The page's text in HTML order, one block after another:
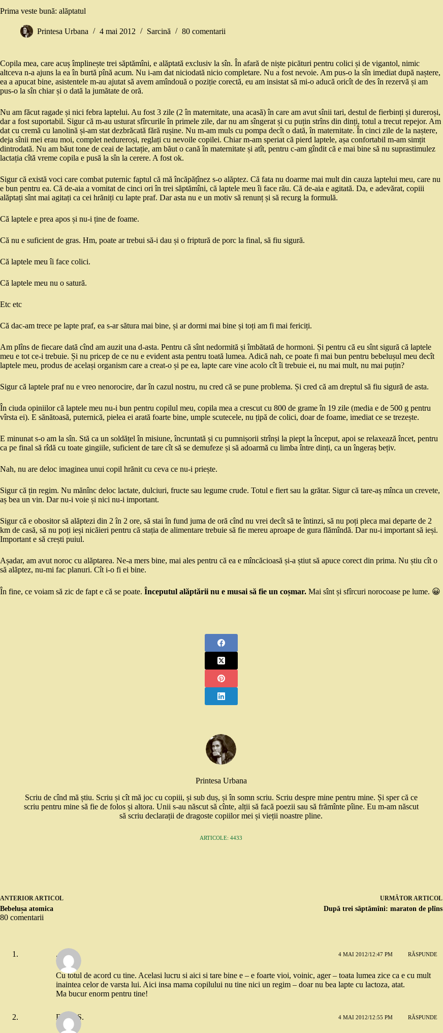
Prima veste bună: alăptatul
Printesa Urbana 4 mai 2012 Sarcină 80 comentarii
Copila mea, care acuș împlinește trei săptămîni, e alăptată exclusiv la sîn. În afară de niște picături pentru colici și de vigantol, nimic
altceva n-a ajuns la ea în burtă pînă acum. Nu i-am dat niciodată nicio completare. Nu a fost nevoie. Am pus-o la sîn imediat după naștere,
ea a apucat bine, asistentele m-au ajutat să avem amîndouă o poziție corectă, eu am insistat să mi-o aducă oricît de des în rezervă și am
pus-o la sîn chiar și o dată la jumătate de oră.
Nu am făcut ragade și nici febra laptelui. Au fost 3 zile (2 în maternitate, una acasă) în care am avut sînii tari, destul de fierbinți și dureroși,
dar a fost suportabil. Sigur că m-au usturat sfîrcurile în primele zile, dar nu am sîngerat și cu puțin strîns din dinți, totul a trecut repejor. Am
dat cu cremă cu lanolină și-am stat dezbrăcată fără rușine. Nu m-am muls cu pompa decît o dată, în maternitate. În cinci zile de la naștere,
deja sînii mei erau moi, complet nedureroși, reglați cu nevoile copilei. Chiar m-am speriat că pierd laptele, așa confortabil m-am simțit
dintrodată. Nu am băut tone de ceai de lactație, am băut o cană în maternitate și atît, pentru c-am gîndit că e mai bine să nu suprastimulez
lactația cîtă vreme copila e pusă la sîn la cerere. A fost ok.
Sigur că există voci care combat puternic faptul că mă încăpățînez s-o alăptez. Că fata nu doarme mai mult din cauza laptelui meu, care nu
e bun pentru ea. Că de-aia a vomitat de cinci ori în trei săptămîni, că laptele meu îi face rău. Că de-aia e agitată. Da, e adevărat, copiii
alăptați sînt mai agitați ca cei hrăniți cu lapte praf. Dar asta nu e un motiv să renunț și să recurg la formulă.
Că laptele e prea apos și nu-i ține de foame.
Că nu e suficient de gras. Hm, poate ar trebui să-i dau și o friptură de porc la final, să fiu sigură.
Că laptele meu îi face colici.
Că laptele meu nu o satură.
Etc etc
Că dac-am trece pe lapte praf, ea s-ar sătura mai bine, și ar dormi mai bine și toți am fi mai fericiți.
Am plîns de fiecare dată cînd am auzit una d-asta. Pentru că sînt nedormită și îmbătată de hormoni. Și pentru că eu sînt sigură că laptele
meu e tot ce-i trebuie. Și nu pricep de ce nu e evident asta pentru toată lumea. Adică nah, ce poate fi mai bun pentru bebelușul meu decît
laptele meu, produs de același organism care a creat-o și pe ea, lapte care vine acolo cît îi trebuie ei, nu mai mult, nu mai puțin?
Sigur că laptele praf nu e vreo nenorocire, dar în cazul nostru, nu cred că se pune problema. Și cred că am dreptul să fiu sigură de asta.
În ciuda opiniilor că laptele meu nu-i bun pentru copilul meu, copila mea a crescut cu 800 de grame în 19 zile (media e de 500 g pentru
vîrsta ei). E sănătoasă, puternică, pielea ei arată foarte bine, umple scutecele, nu țipă de colici, doar de foame, imediat ce se trezește.
E minunat s-o am la sîn. Stă ca un soldățel în misiune, încruntată și cu pumnișorii strînși la piept la început, apoi se relaxează încet, pentru
ca pe final să rîdă cu toate gingiile, suficient de tare cît să se demufeze și să adoarmă cu limba între dinți, ca un îngeraș bețiv.
Nah, nu are deloc imaginea unui copil hrănit cu ceva ce nu-i priește.
Sigur că țin regim. Nu mănînc deloc lactate, dulciuri, fructe sau legume crude. Totul e fiert sau la grătar. Sigur că tare-aș mînca un crevete,
aș bea un vin. Dar nu-i voie și nici nu-i important.
Sigur că e obositor să alăptezi din 2 în 2 ore, să stai în fund juma de oră cînd nu vrei decît să te întinzi, să nu poți pleca mai departe de 2
km de casă, să nu poți ieși nicăieri pentru că stația de alimentare trebuie să fie mereu aproape de gura flămîndă. Dar nu-i important să ieși.
Important e să crești puiul.
Așadar, am avut noroc cu alăptarea. Ne-a mers bine, mai ales pentru că ea e mîncăcioasă și-a știut să apuce corect din prima. Nu știu cît o
să alăptez, nu-mi fac planuri. Cît i-o fi ei bine.
În fine, ce voiam să zic de fapt e că se poate. Începutul alăptării nu e musai să fie un coșmar. Mai sînt și sfîrcuri norocoase pe lume. 😀
Printesa Urbana
Scriu de cînd mă știu. Scriu și cît mă joc cu copiii, și sub duș, și în somn scriu. Scriu despre mine pentru mine. Și sper că ce
scriu pentru mine să fie de folos și altora. Unii s-au născut să cînte, alții să facă poezii sau să frămînte pîine. Eu m-am născut
să scriu declarații de dragoste copiilor mei și vieții noastre pline.
ARTICOLE: 4433
ANTERIOR ARTICOL
Bebelușa atomica
URMĂTOR ARTICOL
După trei săptămîni: maraton de plîns
80 comentarii
. 4 MAI 2012/12:47 PM RĂSPUNDE
Cu totul de acord cu tine. Acelasi lucru si aici si tare bine e – e foarte vioi, voinic, ager – toata lumea zice ca e cu mult
inaintea celor de varsta lui. Aici insa mama copilului nu tine nici un regim – doar nu bea lapte cu lactoza, atat.
Ma bucur enorm pentru tine!
Diana S. 4 MAI 2012/12:55 PM RĂSPUNDE